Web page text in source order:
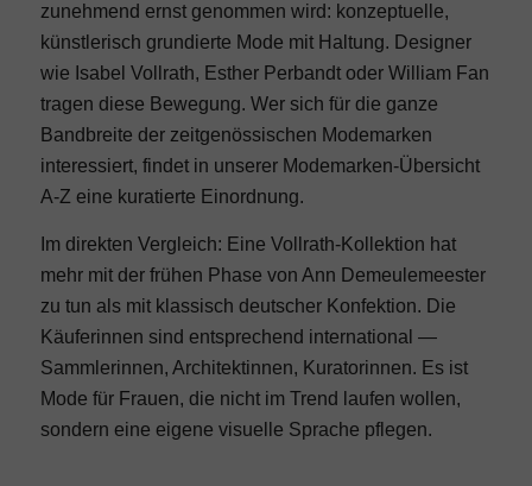
zunehmend ernst genommen wird: konzeptuelle,
künstlerisch grundierte Mode mit Haltung. Designer
wie Isabel Vollrath, Esther Perbandt oder William Fan
tragen diese Bewegung. Wer sich für die ganze
Bandbreite der zeitgenössischen Modemarken
interessiert, findet in unserer Modemarken-Übersicht
A-Z eine kuratierte Einordnung.
Im direkten Vergleich: Eine Vollrath-Kollektion hat
mehr mit der frühen Phase von Ann Demeulemeester
zu tun als mit klassisch deutscher Konfektion. Die
Käuferinnen sind entsprechend international —
Sammlerinnen, Architektinnen, Kuratorinnen. Es ist
Mode für Frauen, die nicht im Trend laufen wollen,
sondern eine eigene visuelle Sprache pflegen.